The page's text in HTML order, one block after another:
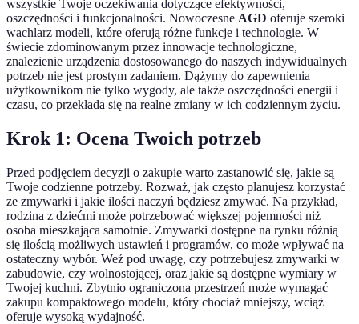
wszystkie Twoje oczekiwania dotyczące efektywności,
oszczędności i funkcjonalności. Nowoczesne AGD oferuje szeroki
wachlarz modeli, które oferują różne funkcje i technologie. W
świecie zdominowanym przez innowacje technologiczne,
znalezienie urządzenia dostosowanego do naszych indywidualnych
potrzeb nie jest prostym zadaniem. Dążymy do zapewnienia
użytkownikom nie tylko wygody, ale także oszczędności energii i
czasu, co przekłada się na realne zmiany w ich codziennym życiu.
Krok 1: Ocena Twoich potrzeb
Przed podjęciem decyzji o zakupie warto zastanowić się, jakie są
Twoje codzienne potrzeby. Rozważ, jak często planujesz korzystać
ze zmywarki i jakie ilości naczyń będziesz zmywać. Na przykład,
rodzina z dziećmi może potrzebować większej pojemności niż
osoba mieszkająca samotnie. Zmywarki dostępne na rynku różnią
się ilością możliwych ustawień i programów, co może wpływać na
ostateczny wybór. Weź pod uwagę, czy potrzebujesz zmywarki w
zabudowie, czy wolnostojącej, oraz jakie są dostępne wymiary w
Twojej kuchni. Zbytnio ograniczona przestrzeń może wymagać
zakupu kompaktowego modelu, który chociaż mniejszy, wciąż
oferuje wysoką wydajność.